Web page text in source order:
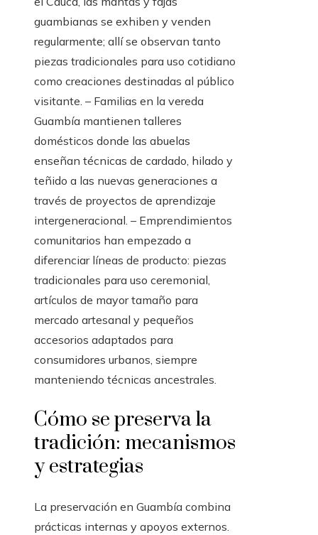
guambianas se exhiben y venden
regularmente; allí se observan tanto
piezas tradicionales para uso cotidiano
como creaciones destinadas al público
visitante. – Familias en la vereda
Guambía mantienen talleres
domésticos donde las abuelas
enseñan técnicas de cardado, hilado y
teñido a las nuevas generaciones a
través de proyectos de aprendizaje
intergeneracional. – Emprendimientos
comunitarios han empezado a
diferenciar líneas de producto: piezas
tradicionales para uso ceremonial,
artículos de mayor tamaño para
mercado artesanal y pequeños
accesorios adaptados para
consumidores urbanos, siempre
manteniendo técnicas ancestrales.
Cómo se preserva la
tradición: mecanismos
y estrategias
La preservación en Guambía combina
prácticas internas y apoyos externos.